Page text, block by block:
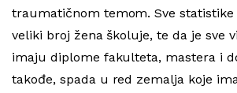
traumatičnom temom. Sve
veliki broj žena školuje, te da je sve
imaju diplome fakulteta, mastera i
takođe, spada u red zemalja koje